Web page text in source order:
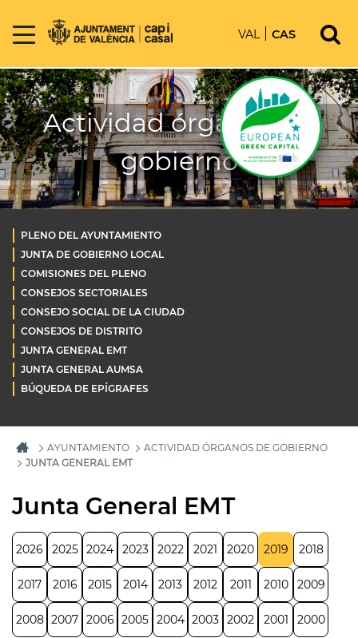
VAL CAS
Actividad órganos de
gobierno
PLENO DEL AYUNTAMIENTO
JUNTA DE GOBIERNO LOCAL
COMISIONES DEL PLENO
CONSEJOS SECTORIALES
CONSEJO SOCIAL DE LA CIUDAD
CONSEJOS DE DISTRITO
JUNTA GENERAL EMT
JUNTA GENERAL AUMSA
BÚQUEDA DE EPÍGRAFES
AYUNTAMIENTO
ACTIVIDAD ÓRGANOS DE GOBIERNO
JUNTA GENERAL EMT
Junta General EMT
2026 2025 2024 2023 2022 2021 2020 2019 2018
2017 2016 2015 2014 2013 2012 2011 2010 2009
2008 2007 2006 2005 2004 2003 2002 2001 2000